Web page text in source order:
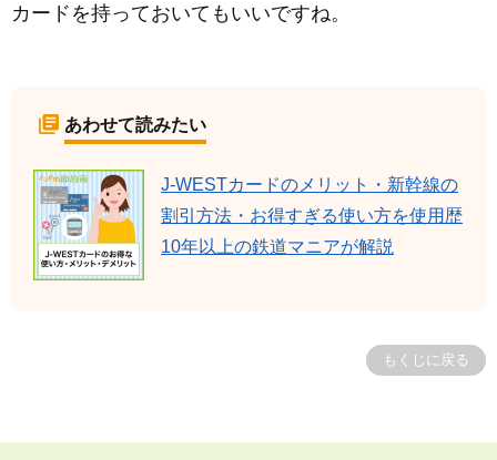
カードを持っておいてもいいですね。
あわせて読みたい
J-WESTカードのメリット・新幹線の
割引方法・お得すぎる使い方を使用歴
10年以上の鉄道マニアが解説
もくじに戻る